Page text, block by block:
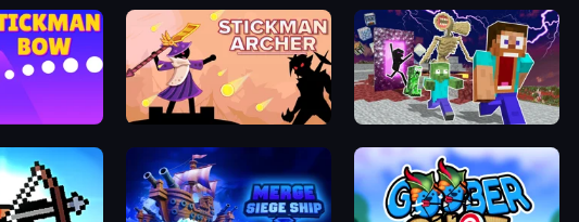
Stickman Archer: The Wizard Hero Monster School Herobrine Siren Head